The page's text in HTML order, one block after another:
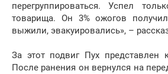
перегруппироваться. Успел
товарища. Он 3% ожогов
выжили, эвакуировались», –
За этот подвиг Пух представлен
После ранения он вернулся на